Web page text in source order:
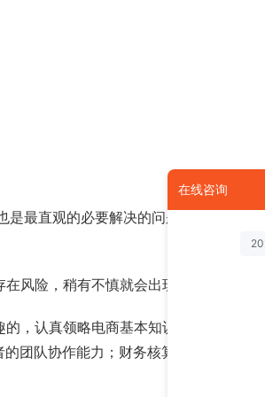
最直观的必要解决的问题，不仅仅是
风险，稍有不慎就会出现问题，严重的
，认真领略电商基本知识，这便是为自
队协作能力；财务核算与成本控制的
在线咨询